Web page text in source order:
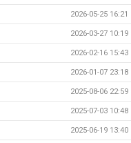
2026-05-25 16:21
2026-03-27 10:19
2026-02-16 15:43
2026-01-07 23:18
2025-08-06 22:59
2025-07-03 10:48
2025-06-19 13:40